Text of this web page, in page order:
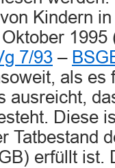
Kindern
7/93 –
als es
ausreicht,
Diese
Tatbestand
erfüllt ist.